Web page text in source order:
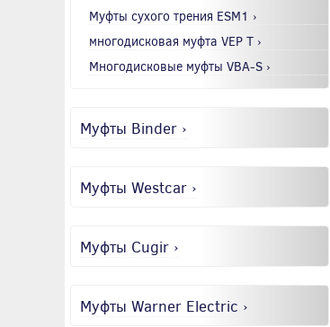
Муфты сухого трения ESM1 ›
многодисковая муфта VEP T ›
Многодисковые муфты VBA-S ›
Муфты Binder ›
Муфты Westcar ›
Муфты Cugir ›
Муфты Warner Electric ›